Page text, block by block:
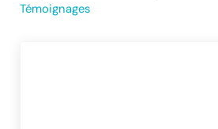
Témoignages